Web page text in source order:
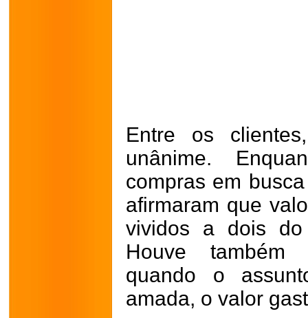
Entre os
unânime.
compras em
afirmaram que
vividos a dois
Houve também
quando o
amada, o valor